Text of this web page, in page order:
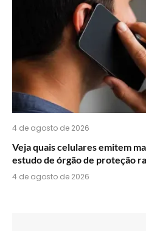
4 de agosto de 2026
Veja quais celulares emitem
estudo de órgão de proteção
4 de agosto de 2026